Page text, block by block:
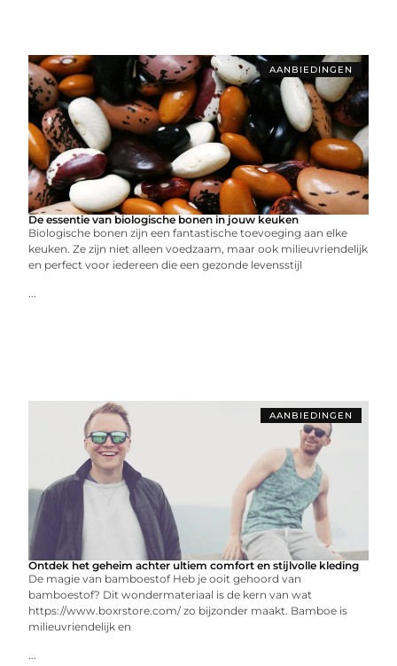
AANBIEDINGEN
De essentie van biologische bonen in jouw keuken
Biologische bonen zijn een fantastische toevoeging aan elke
keuken. Ze zijn niet alleen voedzaam, maar ook milieuvriendelijk
en perfect voor iedereen die een gezonde levensstijl
...
AANBIEDINGEN
Ontdek het geheim achter ultiem comfort en stijlvolle kleding
De magie van bamboestof Heb je ooit gehoord van
bamboestof? Dit wondermateriaal is de kern van wat
https://www.boxrstore.com/ zo bijzonder maakt. Bamboe is
milieuvriendelijk en
...